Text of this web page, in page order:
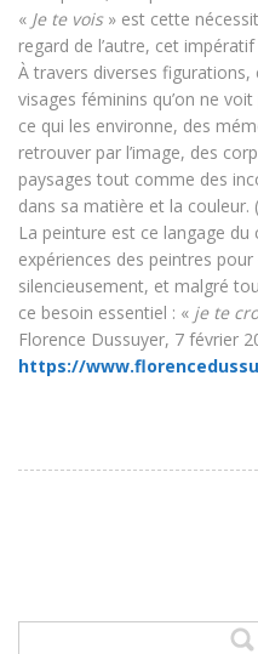
« Je te vois» est cette
regard de l’autre, cet
À travers diverses
visages féminins qu’on ne
ce qui les environne, des
retrouver par l’image, des
paysages tout comme des
dans sa matière et la couleur.
La peinture est ce langage
expériences des peintres
silencieusement, et malgré
ce besoin essentiel : « je te
Florence Dussuyer, 7 février
https://